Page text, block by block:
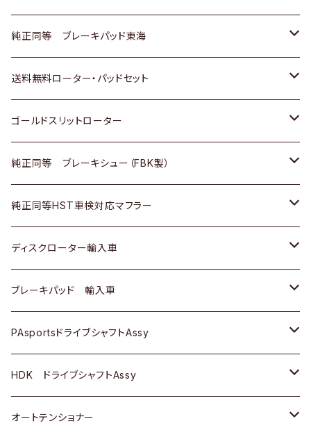
スバル
日野
三菱ふそう
ＢＭＷ
三菱
日野
三菱ふそう
日野
三菱ふそう
その他
マツダ
三菱
スバル
いすゞ
ダイハツ
マツダ
三菱
スバル
ダイハツ
マツダ
三菱
スズキ
日産
ダイハツ
マツダ
三菱
スバル
ホンダ
スズキ
日産
いすゞ
ダイハツ
マツダ
三菱
スバル
ＢＥＮＺ
トヨタ
ホンダ
スズキ
日産
ダイハツ
マツダ
三菱
スバル
純正同等 ブレーキパッド東海
トヨタ
ホンダ
日産
いすゞ
ダイハツ
マツダ
三菱
スバル
送料無料ローター・パッドセット
トヨタ
ホンダ
スズキ
日産
ダイハツ
マツダ
三菱
スバル
ゴールドスリットローター
トヨタ
ホンダ
スズキ
日産
ダイハツ
マツダ
三菱
純正同等 ブレーキシュー（FBK製）
ホンダ
スズキ
日産
ダイハツ
マツダ
三菱
純正同等HST車検対応マフラー
トヨタ
ホンダ
スズキ
日産
いすゞ
ディスクローター輸入車
ＡＵＤＩ
ＢＥＮＺ
ＢＭＷ
GOLF
ブレーキパッド 輸入車
ＢＥＮＺ
ＢＭＷ
ＷＡＧＥＮ
PAsportsドライブシャフトAssy
トヨタ
ホンダ
HDK ドライブシャフトAssy
スズキ
オートテンショナー